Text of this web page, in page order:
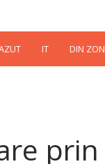
IT DIN